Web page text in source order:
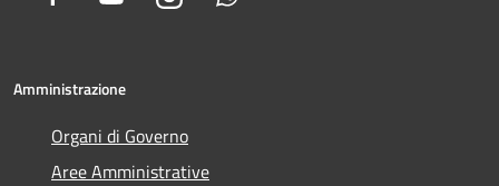
Amministrazione
Organi di Governo
Aree Amministrative